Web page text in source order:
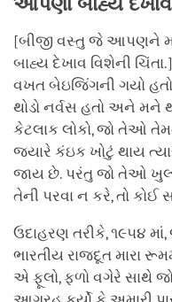
[બીજી વસ્તુ જે આપણને
બાહ્ય દેખાવ વિશેની
વખત બેઇજિંગની ગયો
થોડો નર્વસ હતો અને મને
કેટલાક લોકો, જો તેઓ
જ્યારે કંઇક ખોટું થાય
જાય છે. પરંતુ જો તેઓ
તેની પરવા ન કરે, તો કોઈ
ઉદાહરણ તરીકે, ૧૯૫૪
ભારતીય રાજદૂત મારા
એ ફૂલો, ફળો વગેરે સાથે